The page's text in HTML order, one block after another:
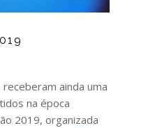
ainda uma
na época
2019, organizada